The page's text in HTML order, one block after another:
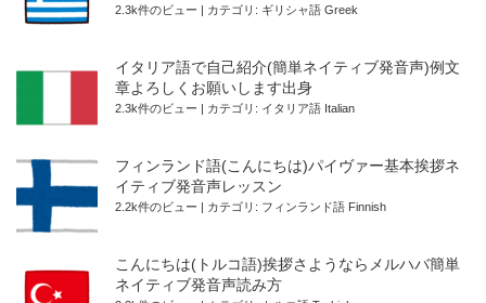
2.3k件のビュー カテゴリ: ギリシャ語 Greek
イタリア語で自己紹介(簡単ネイティブ発音声)例文
章よろしくお願いします出身
2.3k件のビュー カテゴリ: イタリア語 Italian
フィンランド語(こんにちは)パイヴァー基本挨拶ネ
イティブ発音声レッスン
2.2k件のビュー カテゴリ: フィンランド語 Finnish
こんにちは(トルコ語)挨拶さようならメルハバ簡単
ネイティブ発音声読み方